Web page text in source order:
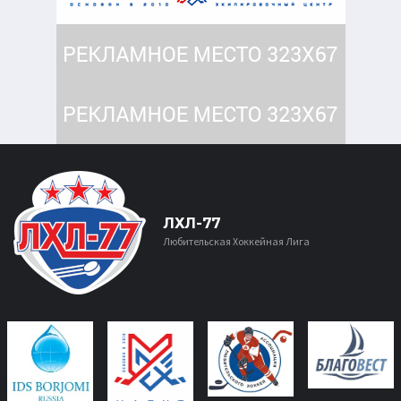
ЛХЛ-77
Любительская Хоккейная Лига